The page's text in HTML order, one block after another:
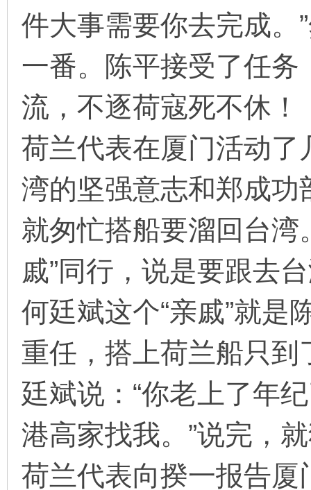
件大事需要你去完成。
一番。陈平接受了任务
流，不逐荷寇死不休！
荷兰代表在厦门活动
湾的坚强意志和郑成
就匆忙搭船要溜回台湾
戚”同行，说是要跟去
何廷斌这个“亲戚”就是
重任，搭上荷兰船只
廷斌说：“你老上了年
港高家找我。”说完，
荷兰代表向揆一报告